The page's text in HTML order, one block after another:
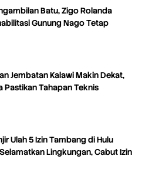
Batu, Zigo Rolanda
Gunung Nago Tetap
Jembatan Kalawi Makin Dekat,
Pastikan Tahapan Teknis
Ulah 5 Izin Tambang di Hulu
Lingkungan, Cabut Izin